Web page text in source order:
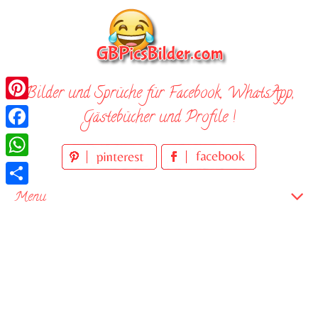
Bilder und Sprüche für Facebook, WhatsApp,
Gästebücher und Profile !
Menu
Pinterest
Facebook
WhatsApp
Teilen